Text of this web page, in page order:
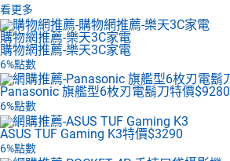
看更多
購物網推薦-樂天3C家電
購物網推薦-樂天3C家電
6%點數
Panasonic 旗艦型6枚刃電鬍刀特價$9280
6%點數
ASUS TUF Gaming K3特價$3290
6%點數